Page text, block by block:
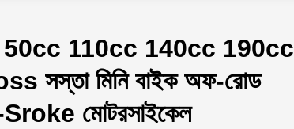
50cc 110cc 140cc 190cc
সস্তা মিনি বাইক অফ-রোড
Sroke মোটরসাইকেল